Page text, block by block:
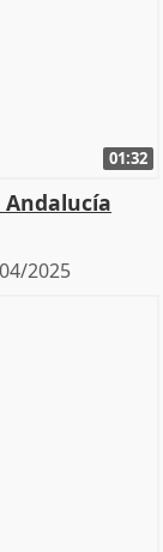
01:32
2025